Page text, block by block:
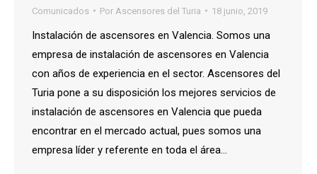
Comunicados Por Ascensores del Turia 18 junio, 2019
Instalación de ascensores en Valencia. Somos una
empresa de instalación de ascensores en Valencia
con años de experiencia en el sector. Ascensores del
Turia pone a su disposición los mejores servicios de
instalación de ascensores en Valencia que pueda
encontrar en el mercado actual, pues somos una
empresa líder y referente en toda el área…